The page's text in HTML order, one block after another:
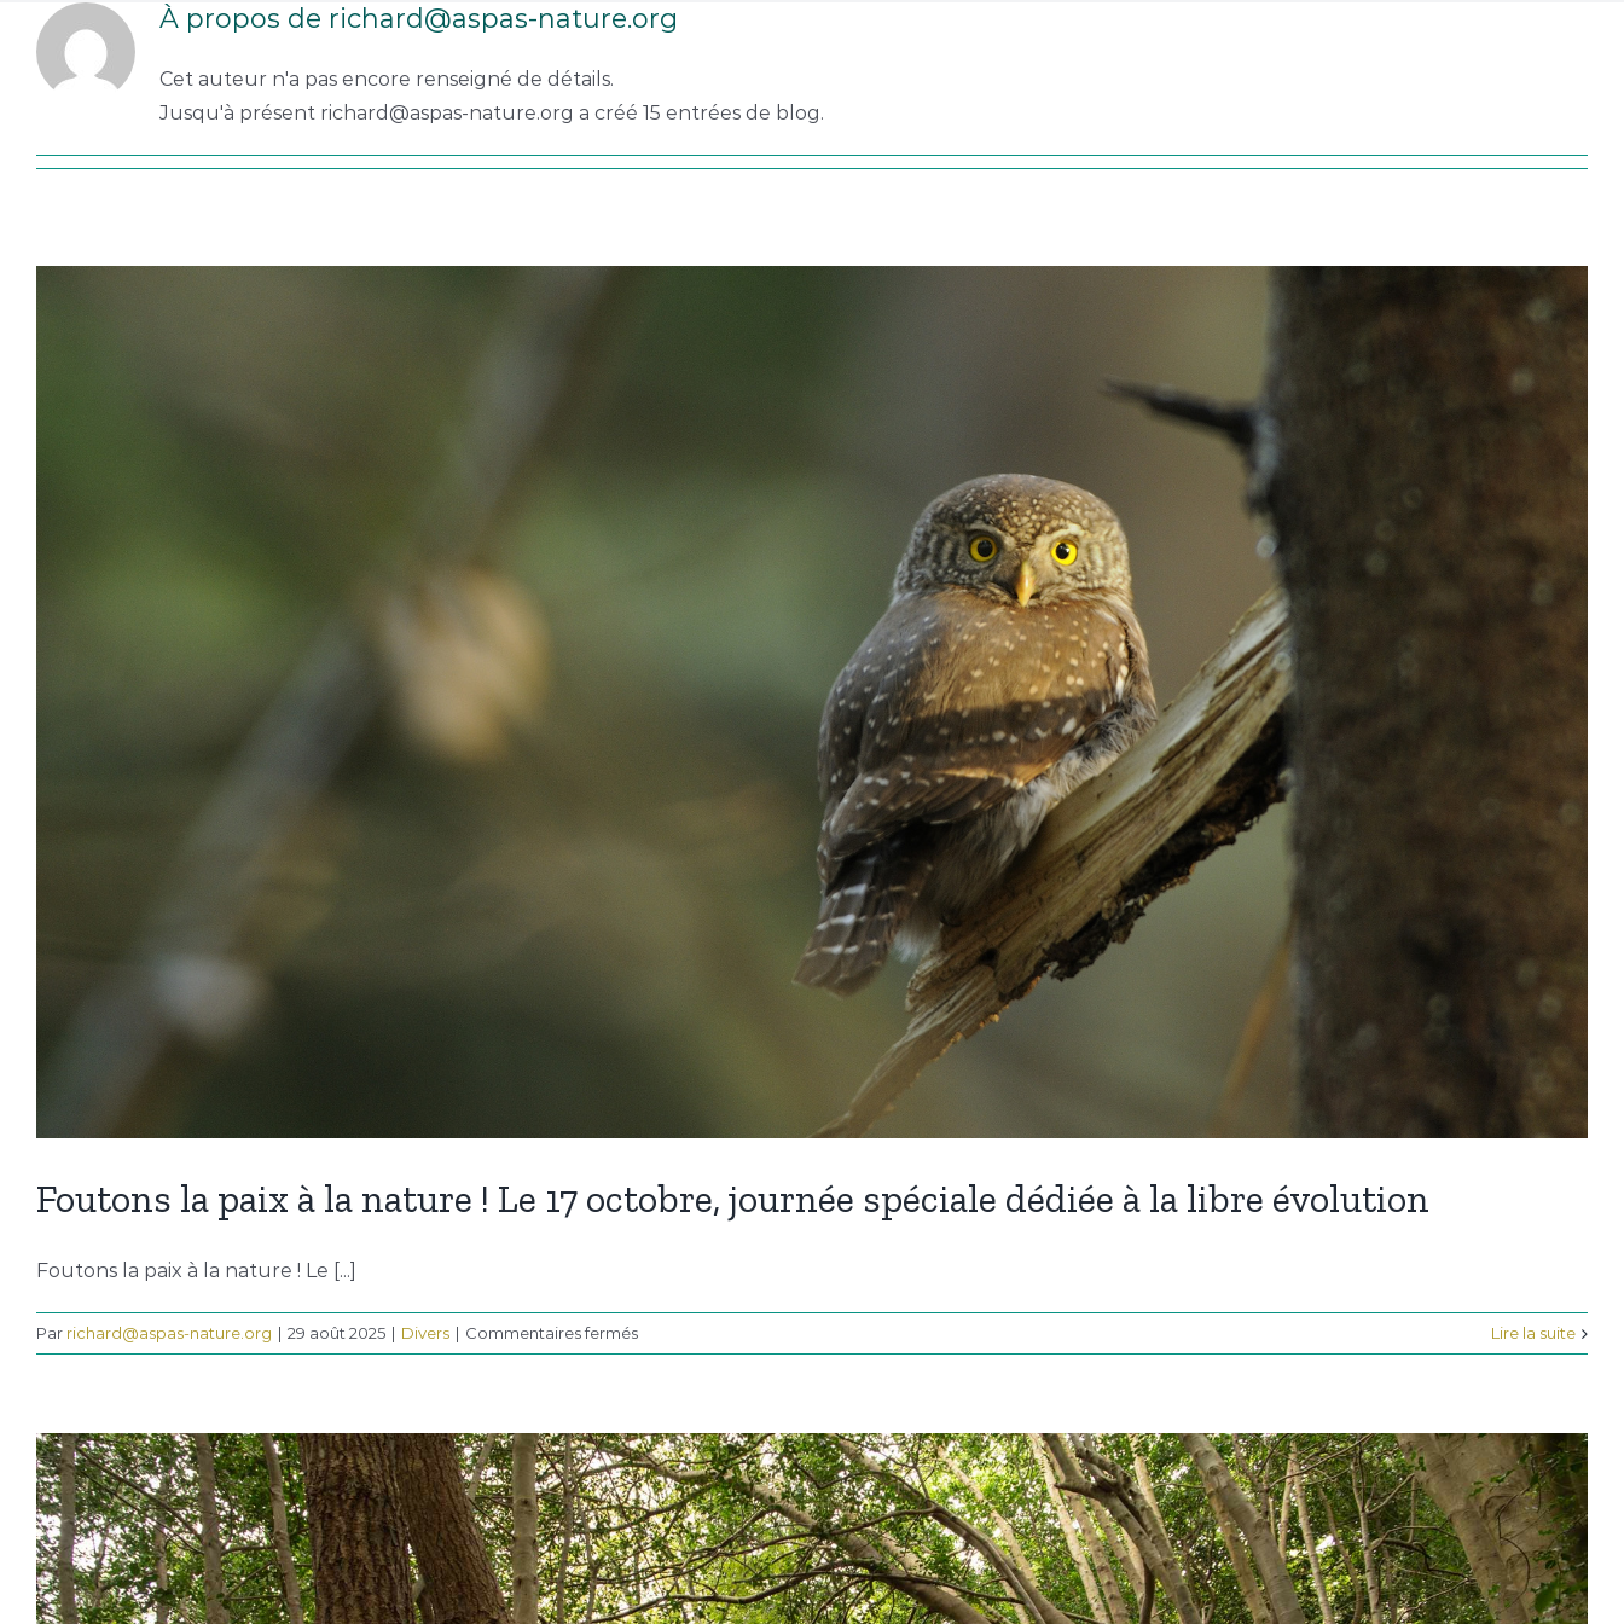
À propos de richard@aspas-nature.org
Cet auteur n'a pas encore renseigné de détails.
Jusqu'à présent richard@aspas-nature.org a créé 15 entrées de blog.
Foutons la paix à la nature ! Le 17 octobre, journée spéciale dédiée à la libre évolution
Foutons la paix à la nature ! Le [...]
Par richard@aspas-nature.org | 29 août 2025 | Divers | Commentaires ferméssur
Foutons
à
la
nature
!
Le
17
octobre,
Lire la suite